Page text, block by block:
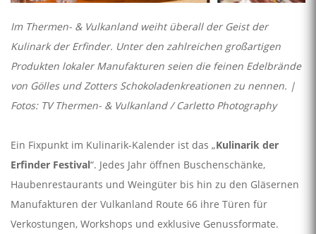
Im Thermen- & Vulkanland weiht überall der Geist der
Kulinark der Erfinder. Unter den zahlreichen großartigen
Produkten lokaler Manufakturen seien die feinen Edelbrände
von Gölles und Zotters Schokoladenkreationen zu nennen. |
Fotos: TV Thermen- & Vulkanland / Carletto Photography
Ein Fixpunkt im Kulinarik-Kalender ist das „Kulinarik der
Erfinder Festival“. Jedes Jahr öffnen Buschenschänke,
Haubenrestaurants und Weingüter bis hin zu den Gläsernen
Manufakturen der Vulkanland Route 66 ihre Türen für
Verkostungen, Workshops und exklusive Genussformate.